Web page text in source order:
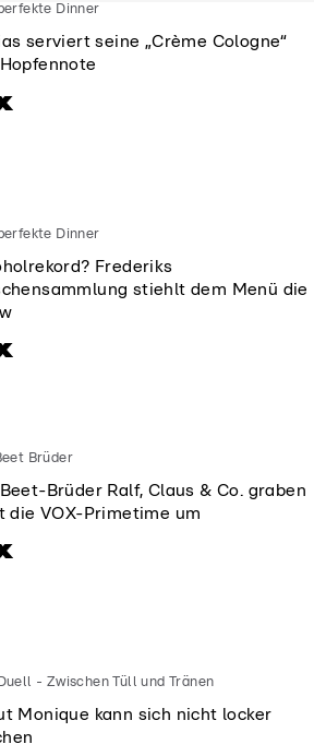
Dinner
serviert seine „Crème Cologne“
Dinner
Frederiks
stiehlt dem Menü die
Brüder
Brüder Ralf, Claus & Co. graben
die VOX-Primetime um
- Zwischen Tüll und Tränen
Monique kann sich nicht locker